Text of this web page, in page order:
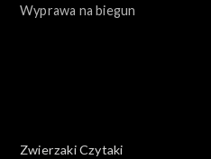
Wyprawa na biegun
Zwierzaki Czytaki